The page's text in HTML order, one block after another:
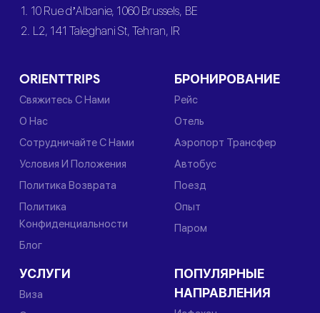
1. 10 Rue d’Albanie, 1060 Brussels, BE
2. L2, 141 Taleghani St, Tehran, IR
ORIENTTRIPS
Свяжитесь С Нами
О Нас
Сотрудничайте С Нами
Условия И Положения
Политика Возврата
Политика
Конфиденциальности
Блог
БРОНИРОВАНИЕ
Рейс
Отель
Аэропорт Трансфер
Автобус
Поезд
Опыт
Паром
УСЛУГИ
Виза
ПОПУЛЯРНЫЕ
НАПРАВЛЕНИЯ